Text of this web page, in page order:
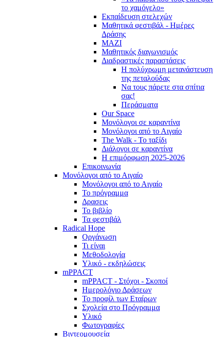
το χαμόγελο»
Εκπαίδευση στελεχών
Μαθητικά φεστιβάλ - Ημέρες
Δράσης
ΜΑΖΙ
Μαθητικός διαγωνισμός
Διαδραστικές παραστάσεις
Η πολύχρωμη μετανάστευση
της πεταλούδας
Να τους πάρετε στα σπίτια
σας!
Περάσματα
Our Space
Μονόλογοι σε καραντίνα
Μονόλογοι από το Αιγαίο
The Walk - Το ταξίδι
Διάλογοι σε καραντίνα
Η επιμόρφωση 2025-2026
Επικοινωνία
Μονόλογοι από το Αιγαίο
Μονόλογοι από το Αιγαίο
Το πρόγραμμα
Δρασεις
Το βιβλίο
Τα φεστιβάλ
Radical Hope
Οργάνωση
Τι είναι
Μεθοδολογία
Υλικό - εκδηλώσεις
mPPACT
mPPACT - Στόχοι - Σκοποί
Ημερολόγιο Δράσεων
Το προφίλ των Εταίρων
Σχολεία στο Πρόγραμμα
Υλικό
Φωτογραφίες
Βιντεομουσεία